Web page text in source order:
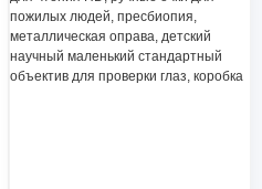
высоты, нескользящая
пластина, очки,
солнцезащитные очки,